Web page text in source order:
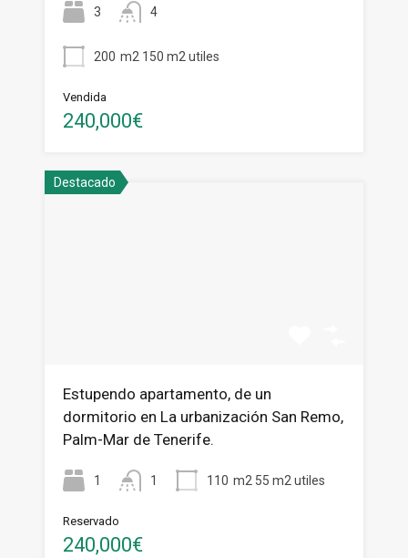
3 4
200 m2 150 m2 utiles
Vendida
240,000€
Destacado
Estupendo apartamento, de un
dormitorio en La urbanización San Remo,
Palm-Mar de Tenerife.
1 1 110 m2 55 m2 utiles
Reservado
240,000€